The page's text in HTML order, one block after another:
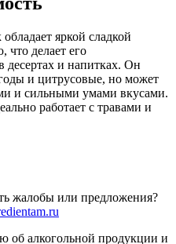
яркой сладкой
что делает его
десертах и напитках. Он
и цитрусовые, но может
и сильными умами вкусами.
работает с травами и
жалобы или предложения?
об алкогольной продукции и